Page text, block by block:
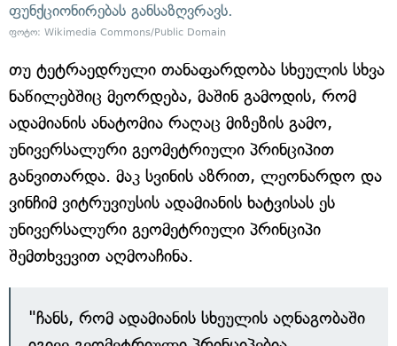
ფუნქციონირებას განსაზღვრავს.
ფოტო: Wikimedia Commons/Public Domain
თუ ტეტრაედრული თანაფარდობა სხეულის სხვა
ნაწილებშიც მეორდება, მაშინ გამოდის, რომ
ადამიანის ანატომია რაღაც მიზეზის გამო,
უნივერსალური გეომეტრიული პრინციპით
განვითარდა. მაკ სვინის აზრით, ლეონარდო და
ვინჩიმ ვიტრუვიუსის ადამიანის ხატვისას ეს
უნივერსალური გეომეტრიული პრინციპი
შემთხვევით აღმოაჩინა.
"ჩანს, რომ ადამიანის სხეულის აღნაგობაში